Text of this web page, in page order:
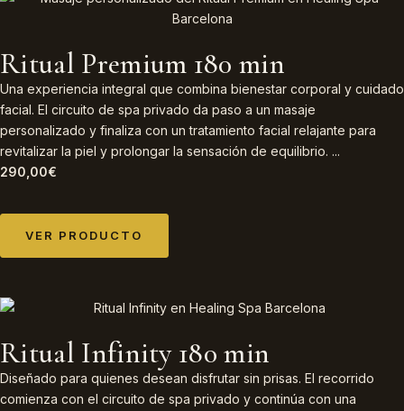
Ritual Premium 180 min
Una experiencia integral que combina bienestar corporal y cuidado
facial. El circuito de spa privado da paso a un masaje
personalizado y finaliza con un tratamiento facial relajante para
revitalizar la piel y prolongar la sensación de equilibrio. ...
290,00€
VER PRODUCTO
Ritual Infinity 180 min
Diseñado para quienes desean disfrutar sin prisas. El recorrido
comienza con el circuito de spa privado y continúa con una